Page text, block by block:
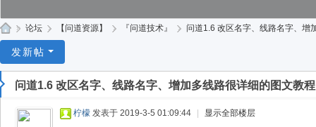
戏
淘
» 论坛 › 【问道资源】 › 『问道技术』 › 问道1.6 改区名字、线路名字、增
发新帖
问道1.6 改区名字、线路名字、增加多线路很详细的图文教程
柠檬 发表于 2019-3-5 01:09:44 显示全部楼层